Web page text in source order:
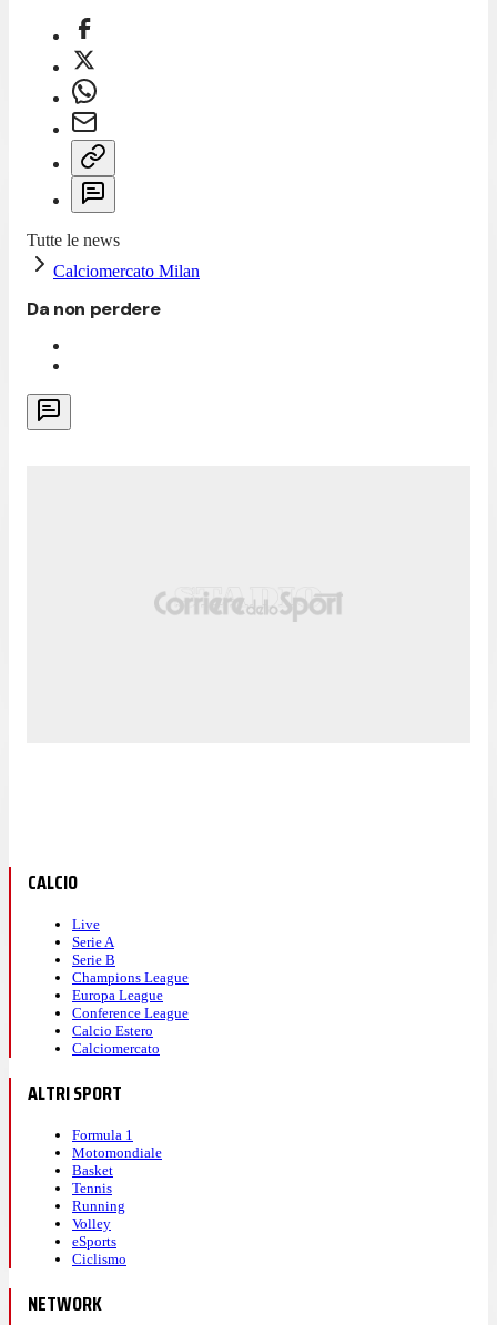
Tutte le news
Calciomercato Milan
Da non perdere
CALCIO
Live
Serie A
Serie B
Champions League
Europa League
Conference League
Calcio Estero
Calciomercato
ALTRI SPORT
Formula 1
Motomondiale
Basket
Tennis
Running
Volley
eSports
Ciclismo
NETWORK